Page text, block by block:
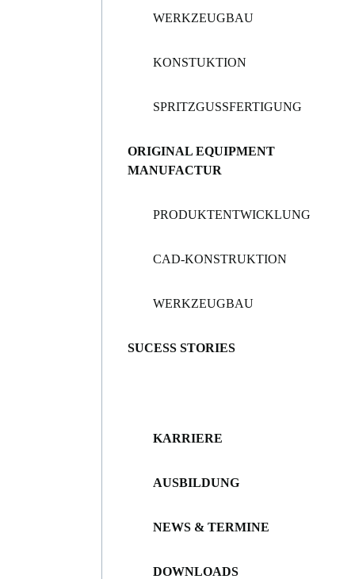
WERKZEUGBAU
KONSTUKTION
SPRITZGUSSFERTIGUNG
ORIGINAL EQUIPMENT
MANUFACTUR
PRODUKTENTWICKLUNG
CAD-KONSTRUKTION
WERKZEUGBAU
SUCESS STORIES
KARRIERE
AUSBILDUNG
NEWS & TERMINE
DOWNLOADS